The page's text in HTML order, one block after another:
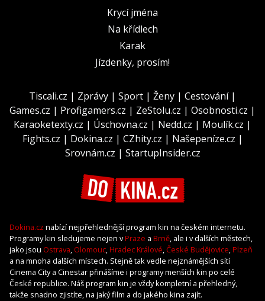
Krycí jména
Na křídlech
Karak
Jízdenky, prosím!
Tiscali.cz | Zprávy | Sport | Ženy | Cestování|
Games.cz | Profigamers.cz | ZeStolu.cz | Osobnosti.cz |
Karaoketexty.cz | Úschovna.cz | Nedd.cz | Moulík.cz |
Fights.cz | Dokina.cz | CZhity.cz | Našepeníze.cz |
Srovnám.cz | StartupInsider.cz
Dokina.cz nabízí nejpřehlednější program kin na českém internetu.
Programy kin sledujeme nejen vPraze a Brně, ale i v dalších městech,
jako jsou Ostrava, Olomouc,Hradec Králové,České Budějovice,Plzeň
a na mnoha dalších místech. Stejně tak vedle nejznámějších sítí
Cinema City a Cinestar přinášíme i programy menších kin po celé
České republice. Náš program kin je vždy kompletní a přehledný,
takže snadno zjistíte, na jaký film a do jakého kina zajít.